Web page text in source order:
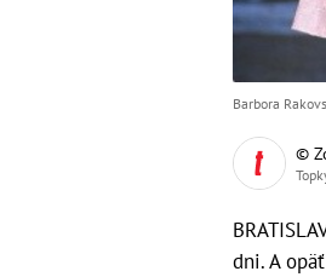
Barbora
©
dni. A